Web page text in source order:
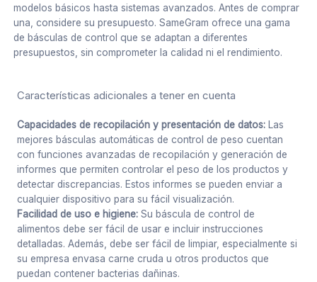
modelos básicos hasta sistemas avanzados. Antes de comprar
una, considere su presupuesto. SameGram ofrece una gama
de básculas de control que se adaptan a diferentes
presupuestos, sin comprometer la calidad ni el rendimiento.
Características adicionales a tener en cuenta
Capacidades de recopilación y presentación de datos: Las
mejores básculas automáticas de control de peso cuentan
con funciones avanzadas de recopilación y generación de
informes que permiten controlar el peso de los productos y
detectar discrepancias. Estos informes se pueden enviar a
cualquier dispositivo para su fácil visualización.
Facilidad de uso e higiene: Su báscula de control de
alimentos debe ser fácil de usar e incluir instrucciones
detalladas. Además, debe ser fácil de limpiar, especialmente si
su empresa envasa carne cruda u otros productos que
puedan contener bacterias dañinas.